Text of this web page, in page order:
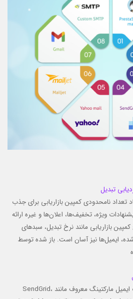
تعداد نامحدودی کمپین بازاریابی برای جذب
ویژه، تخفیف‌ها، اعلان‌ها و غیره ارائه
بازاریابی مانند نرخ تبدیل، سبدهای
ایمیل‌ها نیز آسان است. باز شده توسط
ماژول ما به طور کامل با خدمات ایمیل مارکتینگ معروف مانند SendGrid،